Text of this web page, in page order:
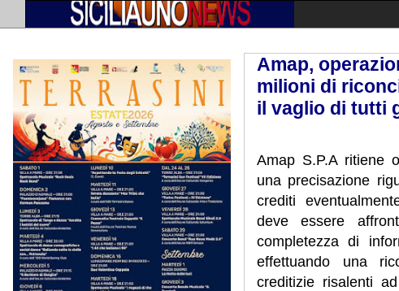
Amap,
milioni di
il vaglio di tutti
Amap S.P.A ritiene
una precisazione
crediti
deve essere
completezza di
effettuando una
creditizie risalenti